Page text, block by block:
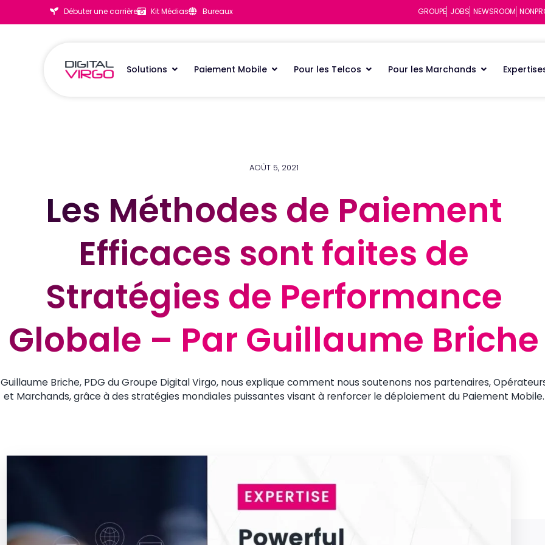
Débuter une carrière Kit Médias Bureaux GROUPE JOBS NEWSROOM
Solutions Paiement Mobile Pour les Telcos Pour les Marchands
AOÛT 5, 2021
Les Méthodes de Paiement
Efficaces sont faites de
Stratégies de Performance
Globale – Par Guillaume Briche
Les Méthodes de Paiement
Efficaces sont faites de
Stratégies de Performance
Globale – Par Guillaume Briche
Guillaume Briche, PDG du Groupe Digital Virgo, nous explique comment nous soutenons nos partenaires,
et Marchands, grâce à des stratégies mondiales puissantes visant à renforcer le déploiement du Paiement Mobile.